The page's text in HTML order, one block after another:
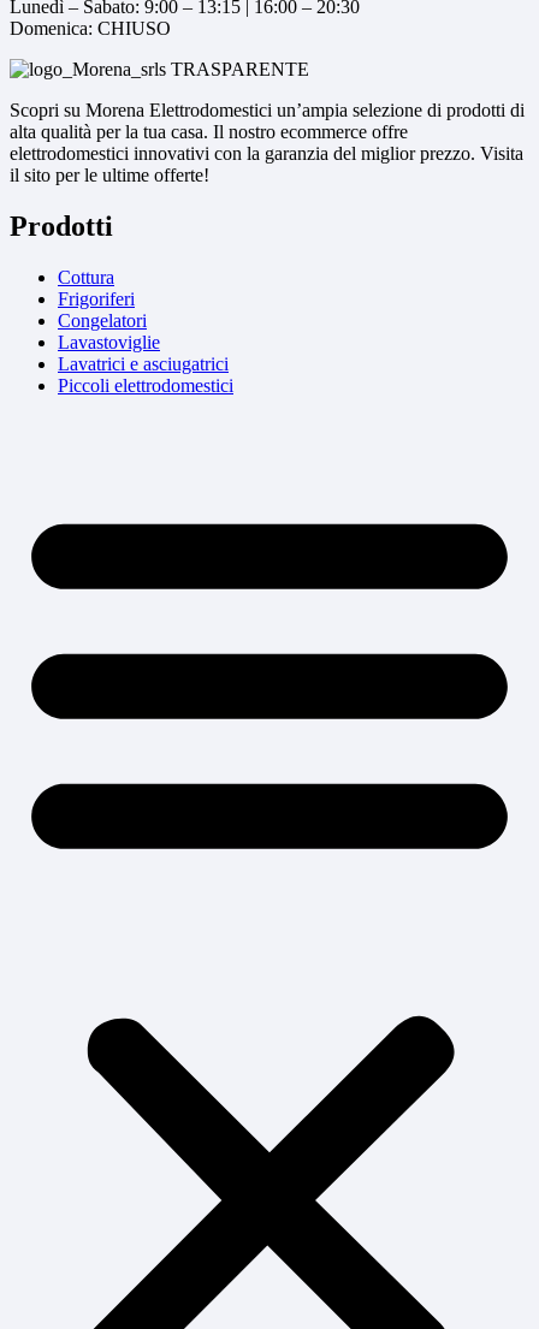
Lunedì – Sabato: 9:00 – 13:15 | 16:00 – 20:30
Domenica: CHIUSO
Scopri su Morena Elettrodomestici un’ampia selezione di prodotti di
alta qualità per la tua casa. Il nostro ecommerce offre
elettrodomestici innovativi con la garanzia del miglior prezzo. Visita
il sito per le ultime offerte!
Prodotti
Cottura
Frigoriferi
Congelatori
Lavastoviglie
Lavatrici e asciugatrici
Piccoli elettrodomestici